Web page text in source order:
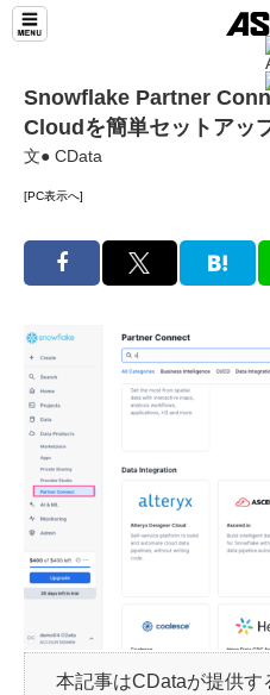
Snowflake Partner
Cloudを簡単セットアッ
文● CData
[PC表示へ]
本記事はCDataが提供す